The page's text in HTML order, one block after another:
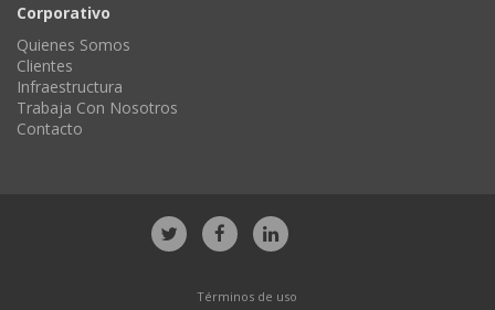
Corporativo
Quienes Somos
Clientes
Infraestructura
Trabaja Con Nosotros
Contacto
Términos de uso